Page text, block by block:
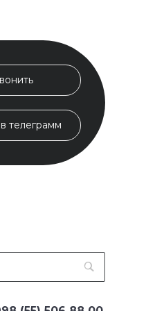
телеграмм